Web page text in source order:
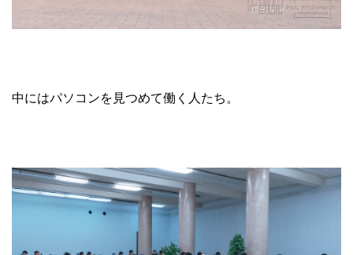
中にはパソコンを見つめて働く人たち。